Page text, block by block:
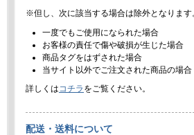
※但し、次に該当する場合は除外となります
一度でもご使用になられた場合
お客様の責任で傷や破損が生じた場合
商品タグをはずされた場合
当サイト以外でご注文された商品の場合
詳しくはコチラ をご覧ください。
配送・送料について